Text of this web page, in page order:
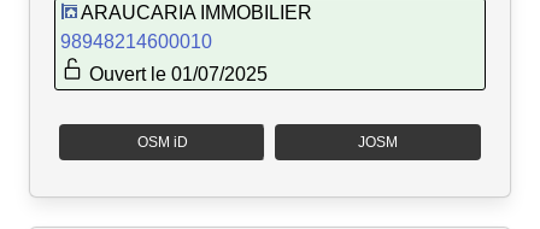
ARAUCARIA IMMOBILIER
98948214600010
Ouvert le 01/07/2025
OSM iD JOSM